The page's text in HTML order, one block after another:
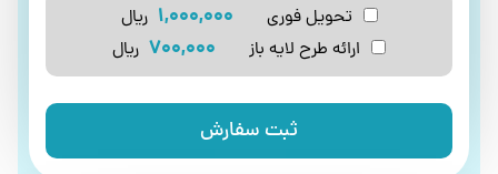
تحویل فوری 1,000,000 ریال
ارائه طرح لایه باز
700,000 ریال
ثبت سفارش